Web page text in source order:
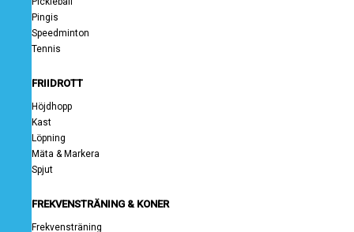
Pingis
Speedminton
Tennis
FRIIDROTT
Höjdhopp
Kast
Löpning
Mäta & Markera
Spjut
FREKVENSTRÄNING & KONER
Frekvensträning